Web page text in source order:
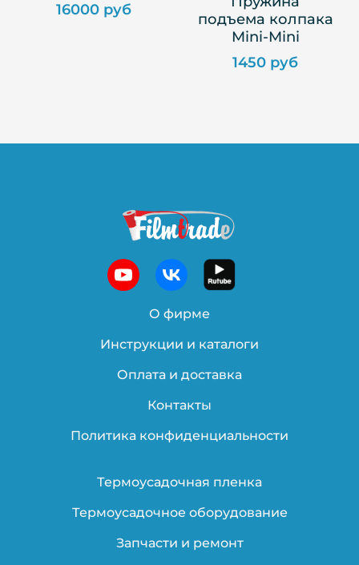
16000 руб
подъема колпака
Mini-Mini
1450 руб
О фирме
Инструкции и каталоги
Оплата и доставка
Контакты
Политика конфиденциальности
Термоусадочная пленка
Термоусадочное оборудование
Запчасти и ремонт